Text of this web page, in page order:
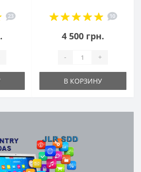
23 10
4 500 грн.
- +
В КОРЗИНУ